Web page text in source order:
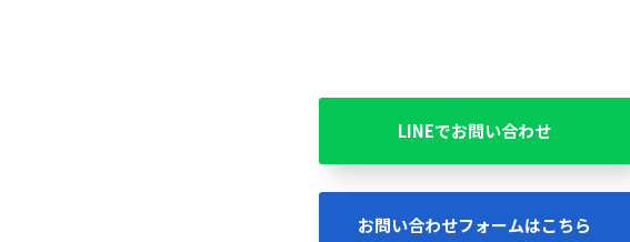
LINEでお問い合わせ
お問い合わせフォームはこちら